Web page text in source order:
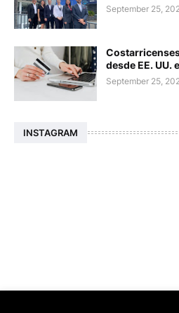
September 25,
desde EE. UU.
September 25,
INSTAGRAM